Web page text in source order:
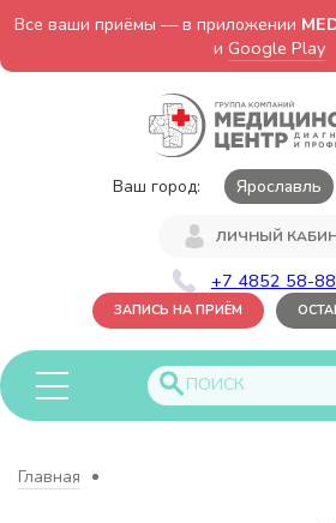
Все ваши приёмы — в приложении
и Google Play
Ваш город: Ярославль
ЛИЧНЫЙ
+7 4852 58-
ЗАПИСЬ НА ПРИЁМ
Главная